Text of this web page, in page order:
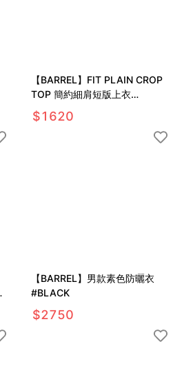
【BARREL】FIT PLAIN CROP
TOP 簡約細肩短版上衣
#BRICK CHILI
$1620
【BARREL】男款素色防曬衣
#BLACK
$2750